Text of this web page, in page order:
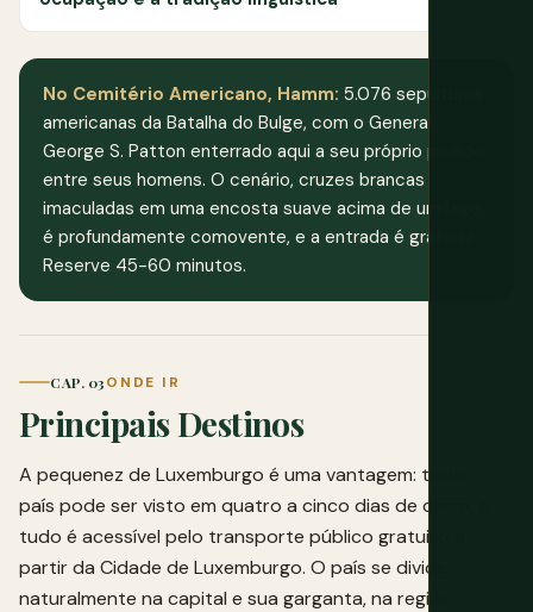
No Cemitério Americano, Hamm: 5.076 sepulturas
americanas da Batalha do Bulge, com o General
George S. Patton enterrado aqui a seu próprio pedido,
entre seus homens. O cenário, cruzes brancas
imaculadas em uma encosta suave acima de um lago,
é profundamente comovente, e a entrada é gratuita.
Reserve 45-60 minutos.
CAP. 03ONDE IR
Principais Destinos
A pequenez de Luxemburgo é uma vantagem: todo o
país pode ser visto em quatro a cinco dias de carro, e
tudo é acessível pelo transporte público gratuito a
partir da Cidade de Luxemburgo. O país se divide
naturalmente na capital e sua garganta, na região